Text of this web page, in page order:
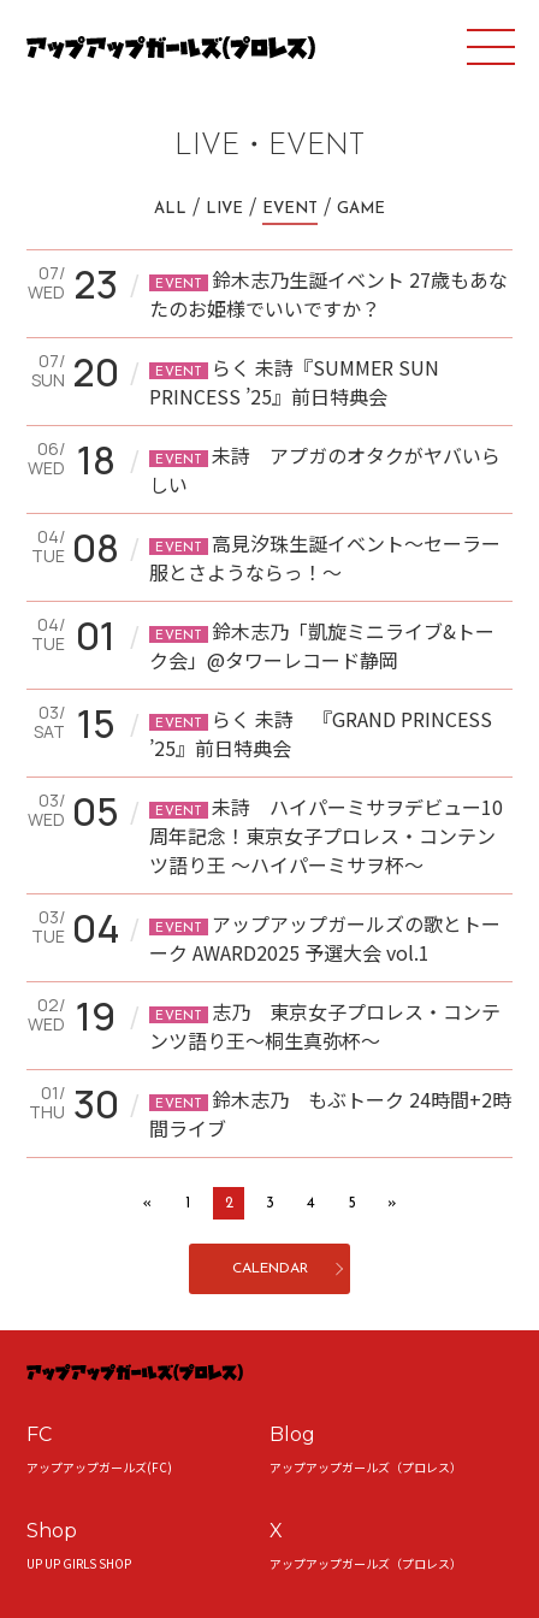
LIVE・EVENT
ALL LIVE EVENT GAME
07/
WED 23 / EVENT
鈴木志乃生誕イベント 27歳もあな
たのお姫様でいいですか？
07/
SUN 20 / EVENT
らく 未詩『SUMMER SUN
PRINCESS ’25』前日特典会
06/
WED
18 / EVENT
未詩 アプガのオタクがヤバいら
しい
04/
TUE 08 / EVENT
高見汐珠生誕イベント～セーラー
服とさようならっ！～
04/
TUE 01 / EVENT
鈴木志乃「凱旋ミニライブ&トー
ク会」@タワーレコード静岡
03/
SAT
15 / EVENT
らく 未詩 『GRAND PRINCESS
’25』前日特典会
03/
WED 05 / EVENT
未詩 ハイパーミサヲデビュー10
周年記念！東京女子プロレス・コンテン
ツ語り王 ～ハイパーミサヲ杯～
03/
TUE 04 / EVENT
アップアップガールズの歌とトー
ーク AWARD2025 予選大会 vol.1
02/
WED 19 / EVENT
志乃 東京女子プロレス・コンテ
ンツ語り王～桐生真弥杯～
01/
THU 30 / EVENT
鈴木志乃 もぶトーク 24時間+2時
間ライブ
« 1 2 3 4 5 »
CALENDAR
FC
アップアップガールズ(FC)
Blog
アップアップガールズ（プロレス）
Shop
UP UP GIRLS SHOP
X
アップアップガールズ（プロレス）